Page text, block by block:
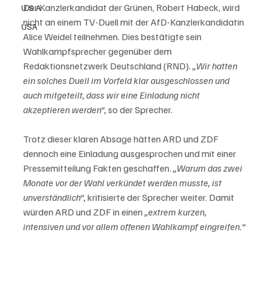
U.S.A
USA
Der Kanzlerkandidat der Grünen, Robert Habeck, wird
nicht an einem TV-Duell mit der AfD-Kanzlerkandidatin
Alice Weidel teilnehmen. Dies bestätigte sein
Wahlkampfsprecher gegenüber dem
Redaktionsnetzwerk Deutschland (RND). „Wir hatten
ein solches Duell im Vorfeld klar ausgeschlossen und
auch mitgeteilt, dass wir eine Einladung nicht
akzeptieren werden“, so der Sprecher.
Trotz dieser klaren Absage hätten ARD und ZDF
dennoch eine Einladung ausgesprochen und mit einer
Pressemitteilung Fakten geschaffen. „Warum das zwei
Monate vor der Wahl verkündet werden musste, ist
unverständlich“, kritisierte der Sprecher weiter. Damit
würden ARD und ZDF in einen „extrem kurzen,
intensiven und vor allem offenen Wahlkampf eingreifen.“